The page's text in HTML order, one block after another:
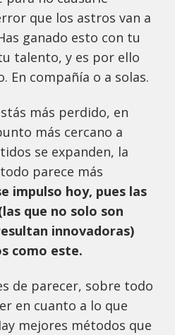
que los astros van a
ganado esto con tu
talento, y es por ello
En compañía o a solas.
más perdido, en
más cercano a
se expanden, la
parece más
impulso hoy, pues las
que no solo son
innovadoras)
como este.
de parecer, sobre todo
en cuanto a lo que
mejores métodos que